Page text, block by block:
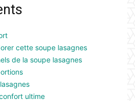
cette soupe lasagnes
de la soupe lasagnes
ultime